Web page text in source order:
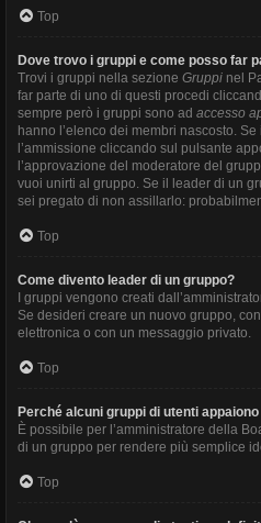
Top
Dove trovo i gruppi e come posso far
Trovi i gruppi nella sezione Gruppi nel
far parte di uno di questi procedi
sempre però i gruppi sono ad accesso
hanno l’elenco dei membri nascosto.
l’ammissione cliccando sul pulsante
l’approvazione del moderatore del
vuoi unirti al gruppo. Se il leader di un
sei pregato di non assillarlo:
Top
Come divento leader di un gruppo?
I gruppi vengono creati
Se desideri creare un nuovo gruppo,
elettronica o con un messaggio privato.
Top
Perché alcuni gruppi di utenti
È possibile per l’amministratore della
di un gruppo per rendere più semplice
Top